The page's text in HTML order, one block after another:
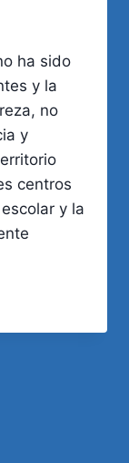
ha sido
y la
no
y
centros
y la